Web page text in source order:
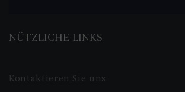
NÜTZLICHE LINKS
Kontaktieren Sie uns